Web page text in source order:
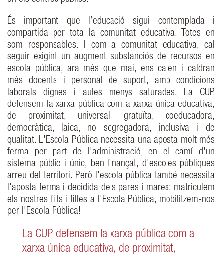
És important que l’educació sigui contemplada i
compartida per tota la comunitat educativa. Totes en
som responsables. I com a comunitat educativa, cal
seguir exigint un augment substanciós de recursos en
escola pública, ara més que mai, ens calen i caldran
més docents i personal de suport, amb condicions
laborals dignes i aules menys saturades. La CUP
defensem la xarxa pública com a xarxa única educativa,
de proximitat, universal, gratuïta, coeducadora,
democràtica, laica, no segregadora, inclusiva i de
qualitat. L'Escola Pública necessita una aposta molt més
ferma per part de l'administració, en el camí d'un
sistema públic i únic, ben finançat, d'escoles públiques
arreu del territori. Però l'escola pública també necessita
l'aposta ferma i decidida dels pares i mares: matriculem
els nostres fills i filles a l'Escola Pública, mobilitzem-nos
per l'Escola Pública!
La CUP defensem la xarxa pública com a
xarxa única educativa, de proximitat,